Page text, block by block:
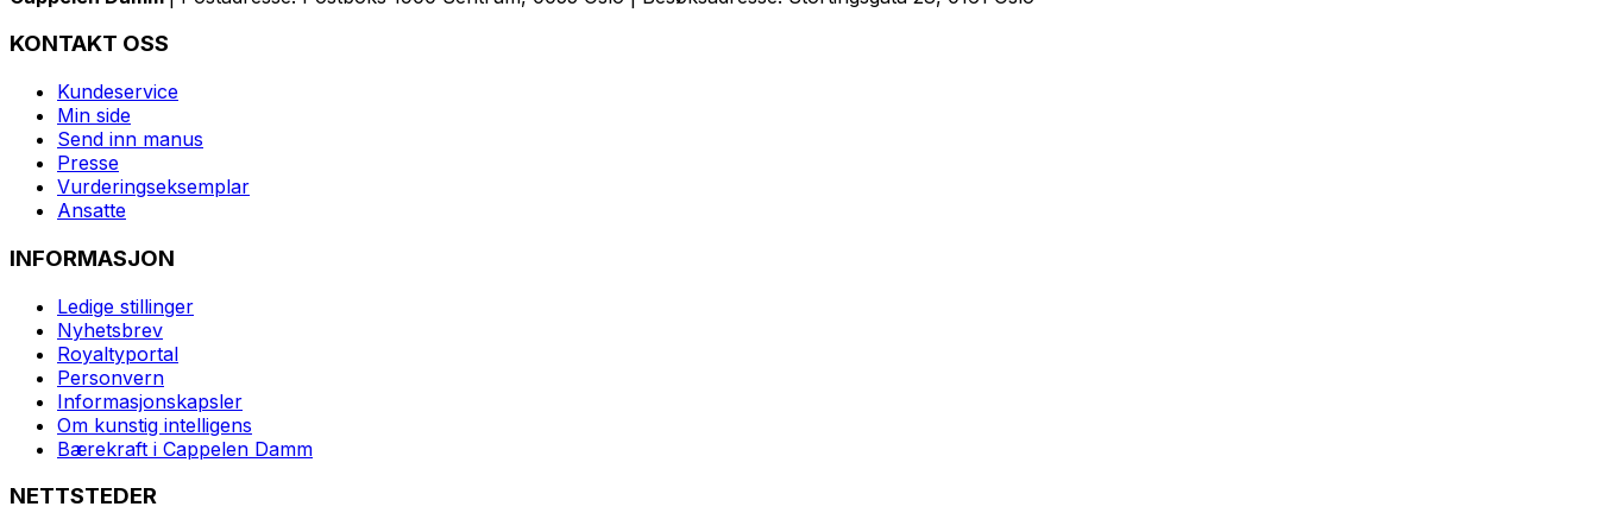
KONTAKT OSS
Kundeservice
Min side
Send inn manus
Presse
Vurderingseksemplar
Ansatte
INFORMASJON
Ledige stillinger
Nyhetsbrev
Royaltyportal
Personvern
Informasjonskapsler
Om kunstig intelligens
Bærekraft i Cappelen Damm
NETTSTEDER